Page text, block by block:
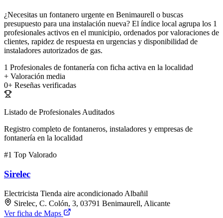
¿Necesitas un fontanero urgente en Benimaurell o buscas
presupuesto para una instalación nueva? El índice local agrupa los 1
profesionales activos en el municipio, ordenados por valoraciones de
clientes, rapidez de respuesta en urgencias y disponibilidad de
instaladores autorizados de gas.
1 Profesionales de fontanería con ficha activa en la localidad
+ Valoración media
0+ Reseñas verificadas
Listado de Profesionales Auditados
Registro completo de fontaneros, instaladores y empresas de
fontanería en la localidad
#1 Top Valorado
Sirelec
Electricista Tienda aire acondicionado Albañil
Sirelec, C. Colón, 3, 03791 Benimaurell, Alicante
Ver ficha de Maps